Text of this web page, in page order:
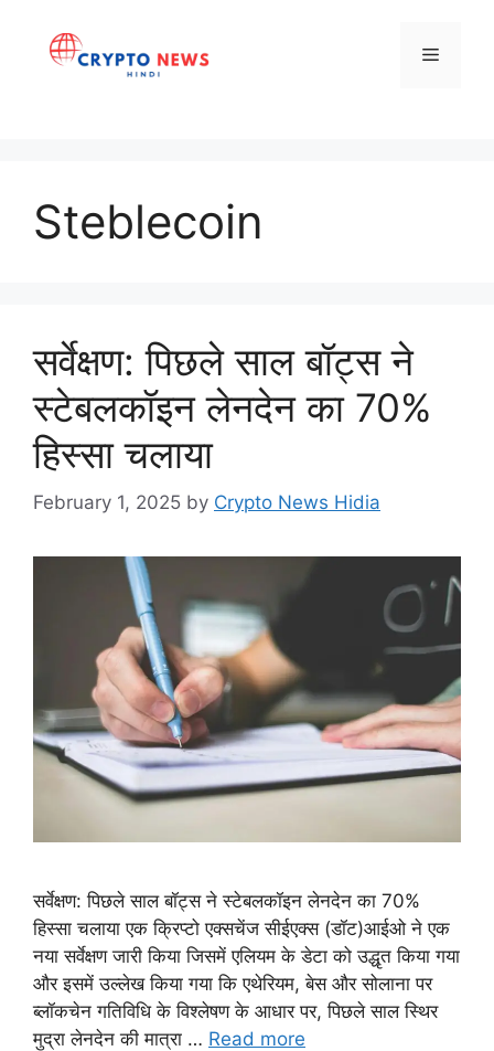
content
Menu
Steblecoin
सर्वेक्षण: पिछले साल बॉट्स ने
स्टेबलकॉइन लेनदेन का 70%
हिस्सा चलाया
February 1, 2025 by Crypto News Hidia
सर्वेक्षण: पिछले साल बॉट्स ने स्टेबलकॉइन लेनदेन का 70%
हिस्सा चलाया एक क्रिप्टो एक्सचेंज सीईएक्स (डॉट)आईओ ने एक
नया सर्वेक्षण जारी किया जिसमें एलियम के डेटा को उद्धृत किया गया
और इसमें उल्लेख किया गया कि एथेरियम, बेस और सोलाना पर
ब्लॉकचेन गतिविधि के विश्लेषण के आधार पर, पिछले साल स्थिर
मुद्रा लेनदेन की मात्रा … Read more